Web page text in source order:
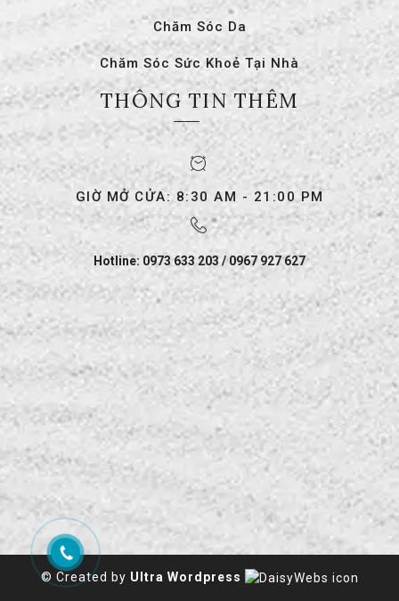
Chăm Sóc Da
Chăm Sóc Sức Khoẻ Tại Nhà
THÔNG TIN THÊM
GIỜ MỞ CỬA: 8:30 AM - 21:00 PM
Hotline: 0973 633 203 / 0967 927 627
© Created by Ultra Wordpress